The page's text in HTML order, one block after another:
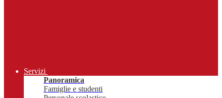
Servizi
Panoramica
Famiglie e studenti